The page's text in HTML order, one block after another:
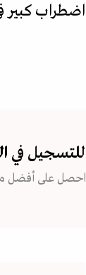
اضطراب كبير
للتسجيل في
احصل على أفضل ما